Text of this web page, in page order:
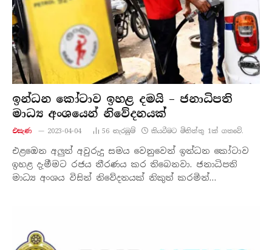
ඉන්ධන කෝටාව ඉහළ දමයි – ජනාධිපති
මාධ්‍ය අංශයෙන් නිවේදනයක්
එසැණ 2023-04-04 56 නැරඹු​ම් කියවීමට මිනිත්තු 1ක් ගතවේ.
එළඹෙන අලුත් අවුරුදු සමය වෙනුවෙන් ඉන්ධන කෝටාව
ඉහළ දැමීමට රජය තීරණය කර තිබෙනවා. ජනාධිපති
මාධ්‍ය අංශය විසින් නිවේදනයක් නිකුත් කරමින්…